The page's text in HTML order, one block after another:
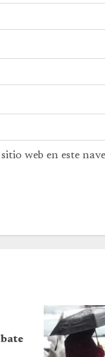
web en este